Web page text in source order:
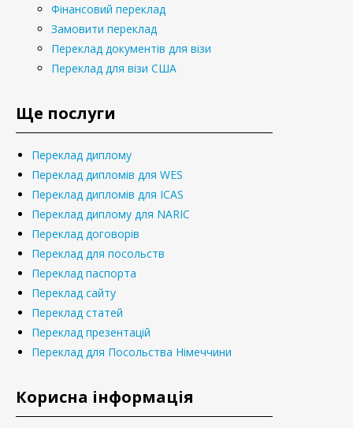
Фінансовий переклад
Замовити переклад
Переклад документів для візи
Переклад для візи США
Ще послуги
Переклад диплому
Переклад дипломів для WES
Переклад дипломів для ICAS
Переклад диплому для NARIC
Переклад договорів
Переклад для посольств
Переклад паспорта
Переклад сайту
Переклад статей
Переклад презентацій
Переклад для Посольства Німеччини
Корисна інформація